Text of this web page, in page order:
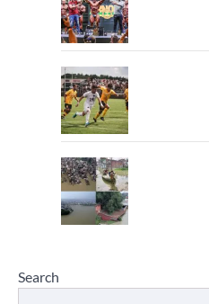
Search